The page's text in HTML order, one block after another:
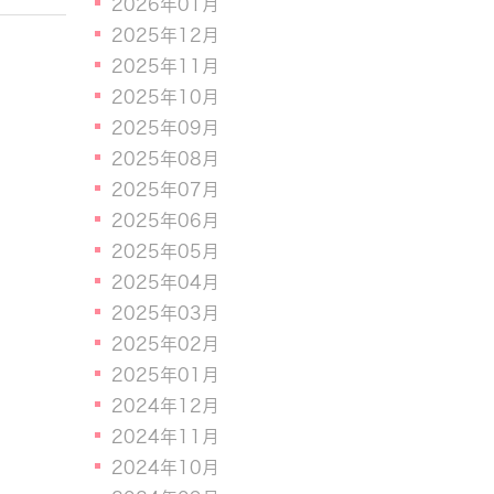
2026年01月
2025年12月
2025年11月
2025年10月
2025年09月
2025年08月
2025年07月
2025年06月
2025年05月
2025年04月
2025年03月
2025年02月
2025年01月
2024年12月
2024年11月
2024年10月